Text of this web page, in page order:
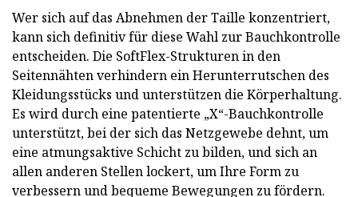
Wer sich auf das Abnehmen der Taille konzentriert,
kann sich definitiv für diese Wahl zur Bauchkontrolle
entscheiden. Die SoftFlex-Strukturen in den
Seitennähten verhindern ein Herunterrutschen des
Kleidungsstücks und unterstützen die Körperhaltung.
Es wird durch eine patentierte „X“-Bauchkontrolle
unterstützt, bei der sich das Netzgewebe dehnt, um
eine atmungsaktive Schicht zu bilden, und sich an
allen anderen Stellen lockert, um Ihre Form zu
verbessern und bequeme Bewegungen zu fördern.